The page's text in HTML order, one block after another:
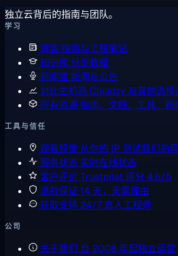
独立云背后的指南与团队。
学习
博客指南与工程笔记
知识库 分步教程
新闻室 新闻与公告
对比主机商 Cloudzy 与其他选择
所有资源指南、文档、工具、新
工具与信任
观看镜像 从你的 IP 测试我们的
服务状态 实时在线状态
客户评价 Trustpilot 评分 4.6/5
退款保证 14 天，无需理由
获取支持 24/7 真人工程师
公司
关于我们 自 2008 年起独立运营